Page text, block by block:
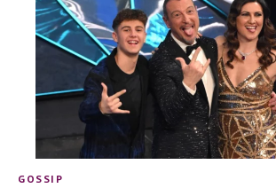
GOSSIP